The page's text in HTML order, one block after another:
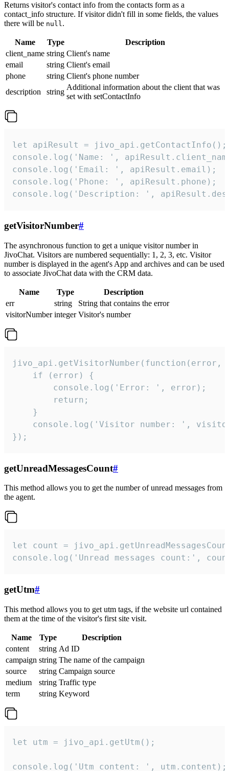
Returns visitor's contact info from the contacts form as a
contact_info structure. If visitor didn't fill in some fields, the values
there will be null.
Name Type
Description
client_name string Client's name
email
string Client's email
phone
string Client's phone number
description
string
Additional information about the client that was
set with setContactInfo
let apiResult = jivo_api.getContactInfo();
console.log('Name: ',
console.log('Email: ', apiResult.email);
console.log('Phone: ', apiResult.phone);
console.log('Description: ',
getVisitorNumber#
The asynchronous function to get a unique visitor number in
JivoChat. Visitors are numbered sequentially: 1, 2, 3, etc. Visitor
number is displayed in the agent's App and archives and can be used
to associate JivoChat data with the CRM data.
Name Type
Description
err
string
String that contains the error
visitorNumber integer Visitor's number
jivo_api.getVisitorNumber(function(error,
    if (error) {
        console.log('Error: ', error);
        return;
    }
console.log('Visitor number: ',
});
getUnreadMessagesCount#
This method allows you to get the number of unread messages from
the agent.
let count =
console.log('Unread messages count:',
getUtm#
This method allows you to get utm tags, if the website url contained
them at the time of the visitor's first site visit.
Name Type
Description
content
string Ad ID
campaign string The name of the campaign
source
string Campaign source
medium
string Traffic type
term
string Keyword
let utm = jivo_api.getUtm();
console.log('Utm content: ', utm.content);